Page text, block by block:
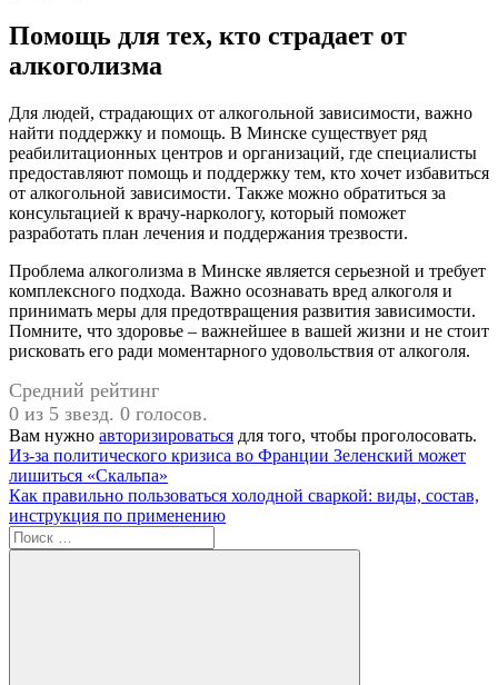
Помощь для тех, кто страдает от
алкоголизма
Для людей, страдающих от алкогольной зависимости, важно
найти поддержку и помощь. В Минске существует ряд
реабилитационных центров и организаций, где специалисты
предоставляют помощь и поддержку тем, кто хочет избавиться
от алкогольной зависимости. Также можно обратиться за
консультацией к врачу-наркологу, который поможет
разработать план лечения и поддержания трезвости.
Проблема алкоголизма в Минске является серьезной и требует
комплексного подхода. Важно осознавать вред алкоголя и
принимать меры для предотвращения развития зависимости.
Помните, что здоровье – важнейшее в вашей жизни и не стоит
рисковать его ради моментарного удовольствия от алкоголя.
Средний рейтинг
0 из 5 звезд. 0 голосов.
Вам нужно авторизироваться для того, чтобы проголосовать.
Навигация
по
записям
Предыдущая
запись:
Из-за политического кризиса во Франции Зеленский может
лишиться «Скальпа»
Следующая
запись:
Как правильно пользоваться холодной сваркой: виды, состав,
инструкция по применению
Поиск
для: